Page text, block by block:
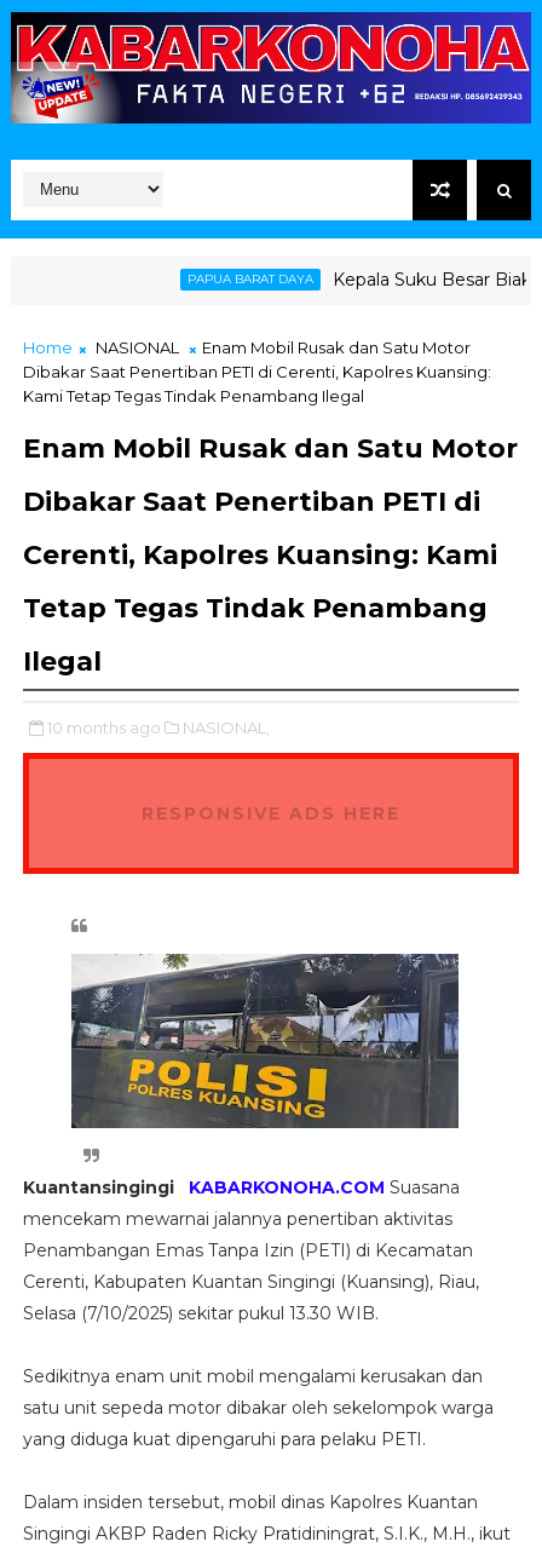
PAPUA BARAT DAYA Kepala Suku Besar Biak
Home NASIONAL
Enam Mobil Rusak dan Satu Motor
Dibakar Saat Penertiban PETI di Cerenti, Kapolres Kuansing:
Kami Tetap Tegas Tindak Penambang Ilegal
Enam Mobil Rusak dan Satu Motor
Dibakar Saat Penertiban PETI di
Cerenti, Kapolres Kuansing: Kami
Tetap Tegas Tindak Penambang
Ilegal
10 months ago NASIONAL,
RESPONSIVE ADS HERE
Kuantansingingi KABARKONOHA.COM Suasana
mencekam mewarnai jalannya penertiban aktivitas
Penambangan Emas Tanpa Izin (PETI) di Kecamatan
Cerenti, Kabupaten Kuantan Singingi (Kuansing), Riau,
Selasa (7/10/2025) sekitar pukul 13.30 WIB.
Sedikitnya enam unit mobil mengalami kerusakan dan
satu unit sepeda motor dibakar oleh sekelompok warga
yang diduga kuat dipengaruhi para pelaku PETI.
Dalam insiden tersebut, mobil dinas Kapolres Kuantan
Singingi AKBP Raden Ricky Pratidiningrat, S.I.K., M.H., ikut